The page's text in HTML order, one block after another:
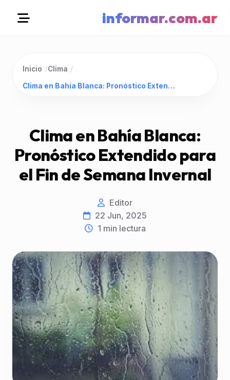
informar.com.ar
Inicio /Clima /
Clima en Bahía Blanca: Pronóstico Extendido para el Fin de Semana Invernal
Clima en Bahía Blanca:
Pronóstico Extendido para
el Fin de Semana Invernal
Editor
22 Jun, 2025
1 min lectura